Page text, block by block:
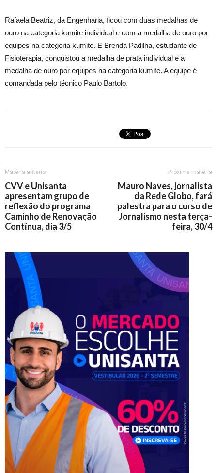
Rafaela Beatriz, da Engenharia, ficou com duas medalhas de
ouro na categoria kumite individual e com a medalha de ouro por
equipes na categoria kumite. E Brenda Padilha, estudante de
Fisioterapia, conquistou a medalha de prata individual e a
medalha de ouro por equipes na categoria kumite. A equipe é
comandada pelo técnico Paulo Bartolo.
Matéria anterior
CVV e Unisanta
apresentam grupo de
reflexão do programa
Caminho de Renovação
Contínua, dia 3/5
Próxima matéria
Mauro Naves, jornalista
da Rede Globo, fará
palestra para o curso de
Jornalismo nesta terça-
feira, 30/4